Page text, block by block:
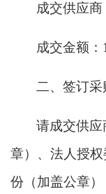
成交供应
成交金额：
二、签订
请成交供
章）、法人授
份（加盖公章